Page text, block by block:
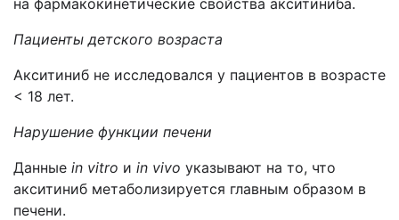
на фармакокинетические свойства акситиниба.
Пациенты детского возраста
Акситиниб не исследовался у пациентов в возрасте
< 18 лет.
Нарушение функции печени
Данные in vitro и in vivo указывают на то, что
акситиниб метаболизируется главным образом в
печени.